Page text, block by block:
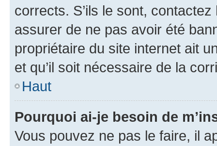
corrects. S’ils le sont,
assurer de ne pas avoir été
propriétaire du site internet ait
et qu’il soit nécessaire de la
Haut
Pourquoi ai-je besoin de
Vous pouvez ne pas le faire, il